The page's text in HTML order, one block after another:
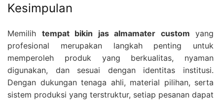
Kesimpulan
Memilih tempat bikin jas almamater custom yang
profesional merupakan langkah penting untuk
memperoleh produk yang berkualitas, nyaman
digunakan, dan sesuai dengan identitas institusi.
Dengan dukungan tenaga ahli, material pilihan, serta
sistem produksi yang terstruktur, setiap pesanan dapat